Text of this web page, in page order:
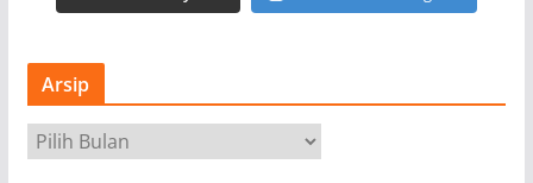
Arsip
r